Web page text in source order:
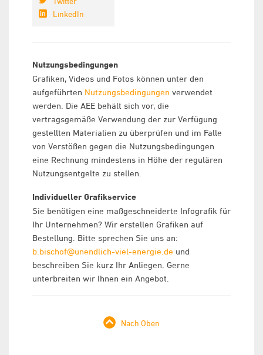
LinkedIn
Nutzungsbedingungen
Grafiken, Videos und Fotos können unter den
aufgeführten Nutzungsbedingungen verwendet
werden. Die AEE behält sich vor, die
vertragsgemäße Verwendung der zur Verfügung
gestellten Materialien zu überprüfen und im Falle
von Verstößen gegen die Nutzungsbedingungen
eine Rechnung mindestens in Höhe der regulären
Nutzungsentgelte zu stellen.
Individueller Grafikservice
Sie benötigen eine maßgeschneiderte Infografik für
Ihr Unternehmen? Wir erstellen Grafiken auf
Bestellung. Bitte sprechen Sie uns an:
b.bischof@unendlich-viel-energie.de und
beschreiben Sie kurz Ihr Anliegen. Gerne
unterbreiten wir Ihnen ein Angebot.
Nach Oben